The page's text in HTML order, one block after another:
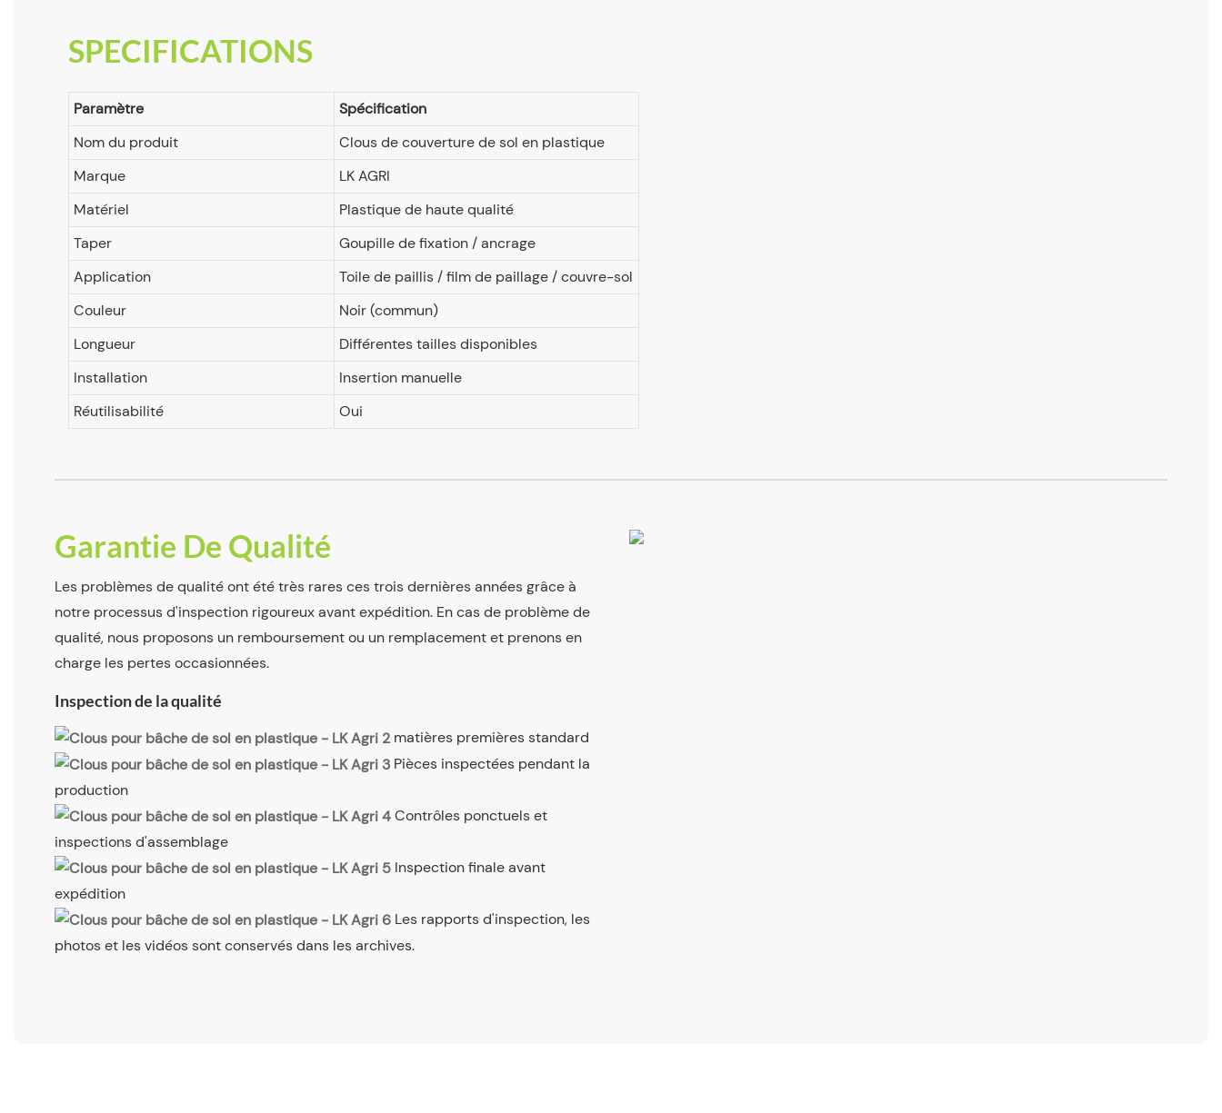
SPECIFICATIONS
Paramètre
Spécification
Nom du produit
Clous de couverture de sol en plastique
Marque
LK AGRI
Matériel
Plastique de haute qualité
Taper
Goupille de fixation / ancrage
Application
Toile de paillis / film de paillage / couvre-sol
Couleur
Noir (commun)
Longueur
Différentes tailles disponibles
Installation
Insertion manuelle
Réutilisabilité
Oui
Garantie De Qualité
Les problèmes de qualité ont été très rares ces trois dernières années grâce à
notre processus d'inspection rigoureux avant expédition. En cas de problème de
qualité, nous proposons un remboursement ou un remplacement et prenons en
charge les pertes occasionnées.
Inspection de la qualité
matières premières standard
Pièces inspectées pendant la
production
Contrôles ponctuels et
inspections d'assemblage
Inspection finale avant
expédition
Les rapports d'inspection, les
photos et les vidéos sont conservés dans les archives.